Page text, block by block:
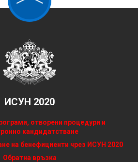
ИСУН 2020
отворени процедури и
кандидатстване
на бенефициенти чрез ИСУН 2020
Обратна връзка